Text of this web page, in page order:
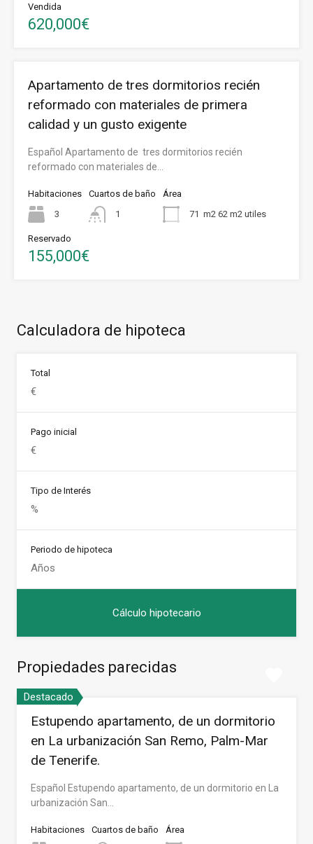
Vendida
620,000€
Apartamento de tres dormitorios recién
reformado con materiales de primera
calidad y un gusto exigente
Español Apartamento de tres dormitorios recién
reformado con materiales de…
Habitaciones
3
Cuartos de baño
1
Área
71 m2 62 m2 utiles
Reservado
155,000€
Calculadora de hipoteca
Total
Pago inicial
Tipo de Interés
Periodo de hipoteca
Propiedades parecidas
Destacado
Estupendo apartamento, de un dormitorio
en La urbanización San Remo, Palm-Mar
de Tenerife.
Español Estupendo apartamento, de un dormitorio en La
urbanización San…
Habitaciones
Cuartos de baño
Área